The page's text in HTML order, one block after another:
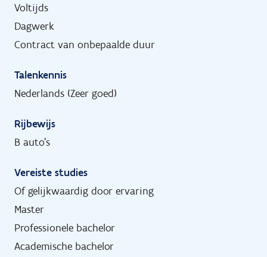
Voltijds
Dagwerk
Contract van onbepaalde duur
Talenkennis
Nederlands (Zeer goed)
Rijbewijs
B auto's
Vereiste studies
Of gelijkwaardig door ervaring
Master
Professionele bachelor
Academische bachelor